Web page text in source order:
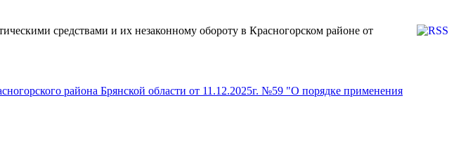
средствами и их незаконному обороту в Красногорском районе от
района Брянской области от 11.12.2025г. №59 "О порядке применения